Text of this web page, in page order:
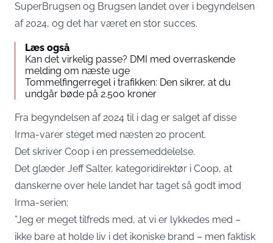
SuperBrugsen og Brugsen landet over i begyndelsen
af 2024, og det har været en stor succes.
Læs også
Kan det virkelig passe? DMI med overraskende
melding om næste uge
Tommelfingerregel i trafikken: Den sikrer, at du
undgår bøde på 2.500 kroner
Fra begyndelsen af 2024 til i dag er salget af disse
Irma-varer steget med næsten 20 procent.
Det skriver Coop i en pressemeddelelse.
Det glæder Jeff Salter, kategoridirektør i Coop, at
danskerne over hele landet har taget så godt imod
Irma-serien:
”Jeg er meget tilfreds med, at vi er lykkedes med –
ikke bare at holde liv i det ikoniske brand – men faktisk